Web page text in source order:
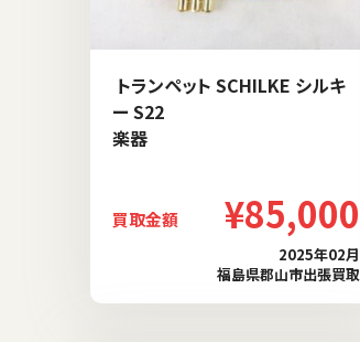
トランペット SCHILKE シルキ
ー S22
楽器
買取金額 ¥85,000
2025年02月
福島県郡山市出張買取